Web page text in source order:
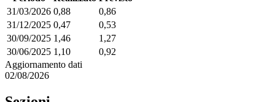
31/03/2026 0,88
0,86
31/12/2025 0,47
0,53
30/09/2025 1,46
1,27
30/06/2025 1,10
0,92
Aggiornamento dati
02/08/2026